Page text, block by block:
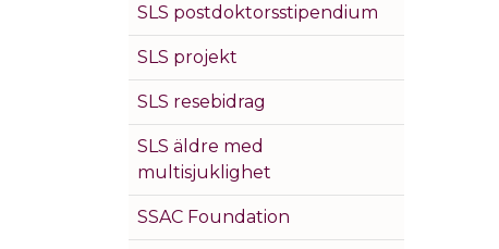
SLS postdoktorsstipendium
SLS projekt
SLS resebidrag
SLS äldre med
multisjuklighet
SSAC Foundation